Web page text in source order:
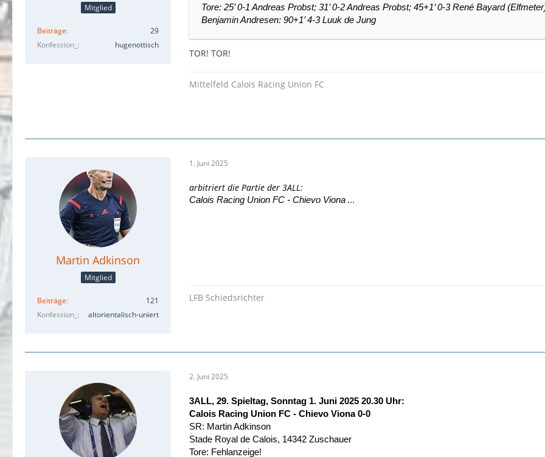
Mitglied
Beiträge
29
Konfession_
hugenottisch
Tore: 25’ 0-1 Andreas Probst; 31’ 0-2 Andreas Probst; 45+1’ 0-3 René Bayard
Benjamin Andresen: 90+1’ 4-3 Luuk de Jung
TOR! TOR!
Mittelfeld Calois Racing Union FC
Martin Adkinson
Mitglied
Beiträge
121
Konfession_
altorientalisch-uniert
1. Juni 2025
arbitriert die Partie der 3ALL:
Calois Racing Union FC - Chievo Viona ...
LFB Schiedsrichter
2. Juni 2025
3ALL, 29. Spieltag, Sonntag 1. Juni 2025 20.30 Uhr:
Calois Racing Union FC - Chievo Viona 0-0
SR: Martin Adkinson
Stade Royal de Calois, 14342 Zuschauer
Tore: Fehlanzeige!